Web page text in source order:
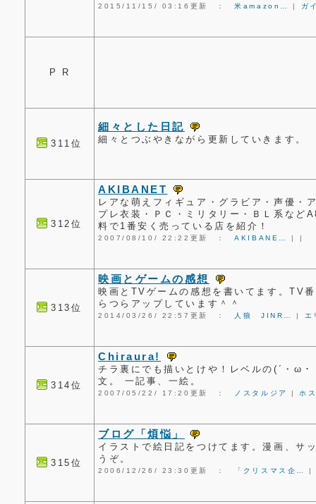
2015/11/15/ 03:16更新 ：米amazon… | ガ
P R
311位
細々とした日記
細々とつぶやきながら更新していきます。
312位
AKIBANET
レアな萌えフィギュア・グラビア・声優・
プレ衣装・ＰＣ・ミリタリー・ＢＬ系など
料で1番安く売っている店を紹介！
2007/08/10/ 22:22更新 ：AKIBANE… | |
313位
映画とゲームの感想
映画とTVゲームの感想を書いてます。TV
らつらアップしています＾＾
2014/03/26/ 22:57更新 ： 人狼 JINR… | エ
314位
Chiraura!
チラ裏にでも描いとけや！レベルの(´・ω
文。 一記事、一絵。
2007/05/22/ 17:20更新 ： ノスタルジア | ホ
315位
ブログ「煩悩」
イラストで絵日記をつけてます。漫画、サ
うぞ。
2006/12/26/ 23:30更新 ： 「クリスマス企…